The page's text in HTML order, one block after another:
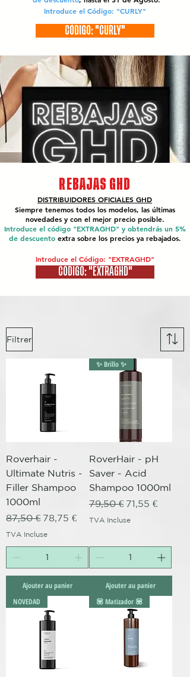
Introduce el Código: "CURLY"
CÓDIGO: "CURLY"
REBAJAS GHD
DISTRIBUIDORES OFICIALES GHD
Siempre tenemos todos los modelos, las últimas
novedades y con el mejor precio posible.
Introduce el código "EXTRAGHD" y obtendrás un 5%
de descuento extra sobre los precios ya rebajados.
Introduce el Código: "EXTRAGHD"
CÓDIGO: "EXTRAGHD"
Filtrer
Roverhair -
Ultimate Nutris -
Filler Shampoo
1000ml
Prix original
87,50 € Prix promotionnel
78,75 €
TVA Incluse
Ajouter au panier
✨ Brillo ✨
RoverHair - pH
Saver - Acid
Shampoo 1000ml
Prix original
79,50 € Prix
71,55 €
TVA Incluse
Ajouter au panier
NOVEDAD
💟 Matizador 💟